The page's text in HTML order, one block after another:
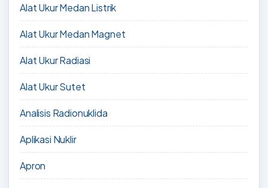
Alat Ukur Medan Listrik
Alat Ukur Medan Magnet
Alat Ukur Radiasi
Alat Ukur Sutet
Analisis Radionuklida
Aplikasi Nuklir
Apron